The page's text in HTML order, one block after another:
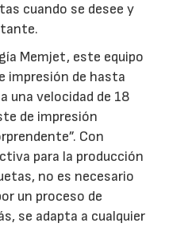
cuando se desee y
Memjet, este equipo
impresión de hasta
una velocidad de 18
de impresión
Con
para la producción
no es necesario
un proceso de
se adapta a cualquier